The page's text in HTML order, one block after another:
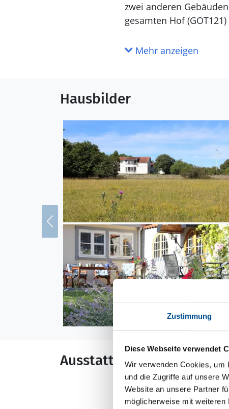
Zustimmung
Diese Webseite verwendet
Wir verwenden Cookies, um
und die Zugriffe auf unsere
Website an unsere Partner
möglicherweise mit
zwei anderen
gesamten Hof
Mehr anzeigen
Hausbilder
Ausstattung
Allgemeines
Anbau m²